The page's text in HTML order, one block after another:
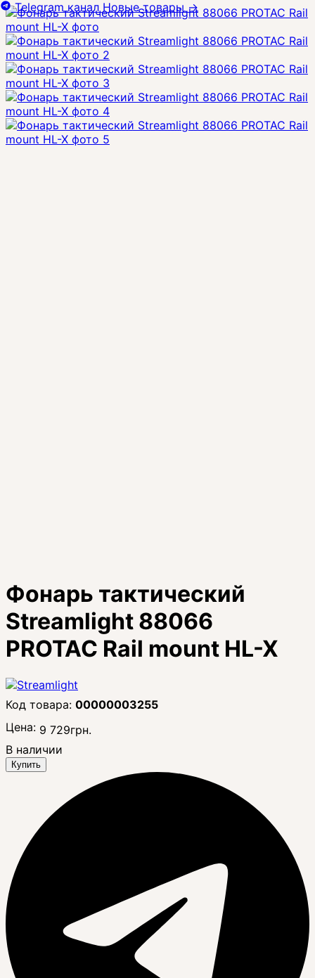
Фонарь тактический
Streamlight 88066
PROTAC Rail mount HL-X
00000003255
Цена: 9 729грн.
В наличии
Купить
Telegram канал Новые товары→